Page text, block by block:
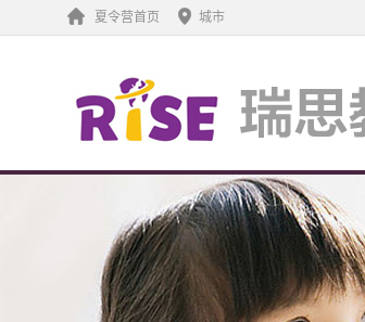
夏令营首页 城市